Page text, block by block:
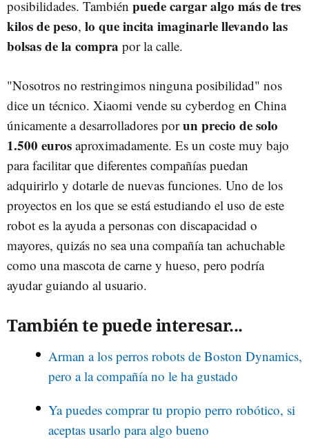
posibilidades. También puede cargar algo más de tres
kilos de peso, lo que incita imaginarle llevando las
bolsas de la compra por la calle.
"Nosotros no restringimos ninguna posibilidad" nos
dice un técnico. Xiaomi vende su cyberdog en China
únicamente a desarrolladores porun precio de solo
1.500 euros aproximadamente. Es un coste muy bajo
para facilitar que diferentes compañías puedan
adquirirlo y dotarle de nuevas funciones. Uno de los
proyectos en los que se está estudiando el uso de este
robot es la ayuda a personas con discapacidad o
mayores, quizás no sea una compañía tan achuchable
como una mascota de carne y hueso, pero podría
ayudar guiando al usuario.
También te puede interesar...
Arman a los perros robots de Boston Dynamics,
pero a la compañía no le ha gustado
Ya puedes comprar tu propio perro robótico, si
aceptas usarlo para algo bueno